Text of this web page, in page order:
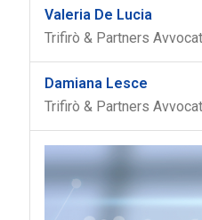
Valeria De Lucia
Trifirò & Partners
Damiana Lesce
Trifirò & Partners